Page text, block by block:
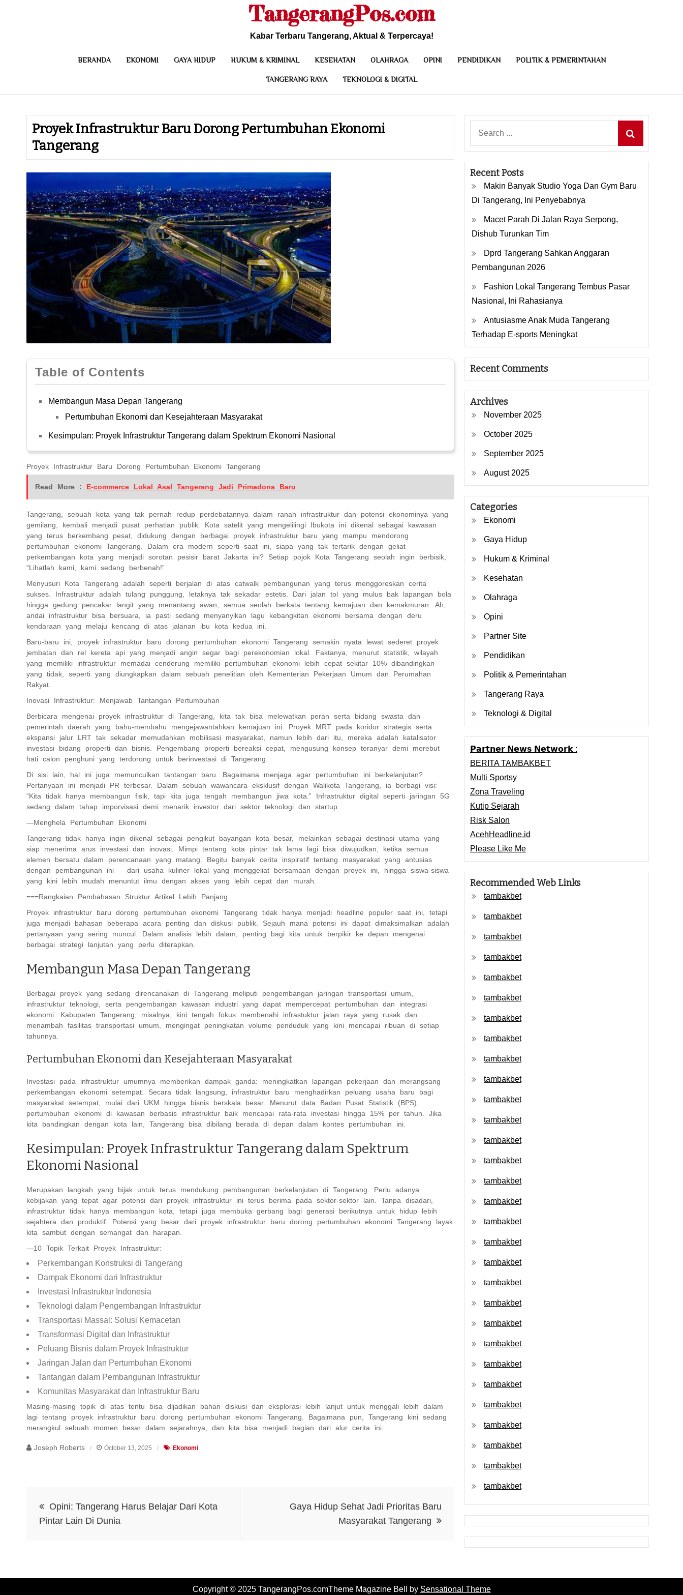
TangerangPos.com
Kabar Terbaru Tangerang, Aktual & Terpercaya!
BERANDA EKONOMI GAYA HIDUP HUKUM & KRIMINAL KESEHATAN OLAHRAGA OPINI PENDIDIKAN POLITIK & PEMERINTAHAN
TANGERANG RAYA TEKNOLOGI & DIGITAL
Proyek Infrastruktur Baru Dorong Pertumbuhan Ekonomi
Tangerang
Table of Contents
Membangun Masa Depan Tangerang
Pertumbuhan Ekonomi dan Kesejahteraan Masyarakat
Kesimpulan: Proyek Infrastruktur Tangerang dalam Spektrum Ekonomi Nasional
Proyek Infrastruktur Baru Dorong Pertumbuhan Ekonomi Tangerang
Read More : E-commerce Lokal Asal Tangerang Jadi Primadona Baru
Tangerang, sebuah kota yang tak pernah redup perdebatannya dalam ranah infrastruktur dan potensi ekonominya yang
gemilang, kembali menjadi pusat perhatian publik. Kota satelit yang mengelilingi Ibukota ini dikenal sebagai kawasan
yang terus berkembang pesat, didukung dengan berbagai proyek infrastruktur baru yang mampu mendorong
pertumbuhan ekonomi Tangerang. Dalam era modern seperti saat ini, siapa yang tak tertarik dengan geliat
perkembangan kota yang menjadi sorotan pesisir barat Jakarta ini? Setiap pojok Kota Tangerang seolah ingin berbisik,
“Lihatlah kami, kami sedang berbenah!”
Menyusuri Kota Tangerang adalah seperti berjalan di atas catwalk pembangunan yang terus menggoreskan cerita
sukses. Infrastruktur adalah tulang punggung, letaknya tak sekadar estetis. Dari jalan tol yang mulus bak lapangan bola
hingga gedung pencakar langit yang menantang awan, semua seolah berkata tentang kemajuan dan kemakmuran. Ah,
andai infrastruktur bisa bersuara, ia pasti sedang menyanyikan lagu kebangkitan ekonomi bersama dengan deru
kendaraan yang melaju kencang di atas jalanan ibu kota kedua ini.
Baru-baru ini, proyek infrastruktur baru dorong pertumbuhan ekonomi Tangerang semakin nyata lewat sederet proyek
jembatan dan rel kereta api yang menjadi angin segar bagi perekonomian lokal. Faktanya, menurut statistik, wilayah
yang memiliki infrastruktur memadai cenderung memiliki pertumbuhan ekonomi lebih cepat sekitar 10% dibandingkan
yang tidak, seperti yang diungkapkan dalam sebuah penelitian oleh Kementerian Pekerjaan Umum dan Perumahan
Rakyat.
Inovasi Infrastruktur: Menjawab Tantangan Pertumbuhan
Berbicara mengenai proyek infrastruktur di Tangerang, kita tak bisa melewatkan peran serta bidang swasta dan
pemerintah daerah yang bahu-membahu mengejawantahkan kemajuan ini. Proyek MRT pada koridor strategis serta
ekspansi jalur LRT tak sekadar memudahkan mobilisasi masyarakat, namun lebih dari itu, mereka adalah katalisator
investasi bidang properti dan bisnis. Pengembang properti bereaksi cepat, mengusung konsep teranyar demi merebut
hati calon penghuni yang terdorong untuk berinvestasi di Tangerang.
Di sisi lain, hal ini juga memunculkan tantangan baru. Bagaimana menjaga agar pertumbuhan ini berkelanjutan?
Pertanyaan ini menjadi PR terbesar. Dalam sebuah wawancara eksklusif dengan Walikota Tangerang, ia berbagi visi:
“Kita tidak hanya membangun fisik, tapi kita juga tengah membangun jiwa kota.” Infrastruktur digital seperti jaringan 5G
sedang dalam tahap imporvisasi demi menarik investor dari sektor teknologi dan startup.
—Menghela Pertumbuhan Ekonomi
Tangerang tidak hanya ingin dikenal sebagai pengikut bayangan kota besar, melainkan sebagai destinasi utama yang
siap menerima arus investasi dan inovasi. Mimpi tentang kota pintar tak lama lagi bisa diwujudkan, ketika semua
elemen bersatu dalam perencanaan yang matang. Begitu banyak cerita inspiratif tentang masyarakat yang antusias
dengan pembangunan ini – dari usaha kuliner lokal yang menggeliat bersamaan dengan proyek ini, hingga siswa-siswa
yang kini lebih mudah menuntut ilmu dengan akses yang lebih cepat dan murah.
===Rangkaian Pembahasan Struktur Artikel Lebih Panjang
Proyek infrastruktur baru dorong pertumbuhan ekonomi Tangerang tidak hanya menjadi headline populer saat ini, tetapi
juga menjadi bahasan beberapa acara penting dan diskusi publik. Sejauh mana potensi ini dapat dimaksimalkan adalah
pertanyaan yang sering muncul. Dalam analisis lebih dalam, penting bagi kita untuk berpikir ke depan mengenai
berbagai strategi lanjutan yang perlu diterapkan.
Membangun Masa Depan Tangerang
Berbagai proyek yang sedang direncanakan di Tangerang meliputi pengembangan jaringan transportasi umum,
infrastruktur teknologi, serta pengembangan kawasan industri yang dapat mempercepat pertumbuhan dan integrasi
ekonomi. Kabupaten Tangerang, misalnya, kini tengah fokus membenahi infrastuktur jalan raya yang rusak dan
menambah fasilitas transportasi umum, mengingat peningkatan volume penduduk yang kini mencapai ribuan di setiap
tahunnya.
Pertumbuhan Ekonomi dan Kesejahteraan Masyarakat
Investasi pada infrastruktur umumnya memberikan dampak ganda: meningkatkan lapangan pekerjaan dan merangsang
perkembangan ekonomi setempat. Secara tidak langsung, infrastruktur baru menghadirkan peluang usaha baru bagi
masyarakat setempat, mulai dari UKM hingga bisnis berskala besar. Menurut data Badan Pusat Statistik (BPS),
pertumbuhan ekonomi di kawasan berbasis infrastruktur baik mencapai rata-rata investasi hingga 15% per tahun. Jika
kita bandingkan dengan kota lain, Tangerang bisa dibilang berada di depan dalam kontes pertumbuhan ini.
Kesimpulan: Proyek Infrastruktur Tangerang dalam Spektrum
Ekonomi Nasional
Merupakan langkah yang bijak untuk terus mendukung pembangunan berkelanjutan di Tangerang. Perlu adanya
kebijakan yang tepat agar potensi dari proyek infrastruktur ini terus berima pada sektor-sektor lain. Tanpa disadari,
infrastruktur tidak hanya membangun kota, tetapi juga membuka gerbang bagi generasi berikutnya untuk hidup lebih
sejahtera dan produktif. Potensi yang besar dari proyek infrastruktur baru dorong pertumbuhan ekonomi Tangerang layak
kita sambut dengan semangat dan harapan.
—10 Topik Terkait Proyek Infrastruktur:
Perkembangan Konstruksi di Tangerang
Dampak Ekonomi dari Infrastruktur
Investasi Infrastruktur Indonesia
Teknologi dalam Pengembangan Infrastruktur
Transportasi Massal: Solusi Kemacetan
Transformasi Digital dan Infrastruktur
Peluang Bisnis dalam Proyek Infrastruktur
Jaringan Jalan dan Pertumbuhan Ekonomi
Tantangan dalam Pembangunan Infrastruktur
Komunitas Masyarakat dan Infrastruktur Baru
Masing-masing topik di atas tentu bisa dijadikan bahan diskusi dan eksplorasi lebih lanjut untuk menggali lebih dalam
lagi tentang proyek infrastruktur baru dorong pertumbuhan ekonomi Tangerang. Bagaimana pun, Tangerang kini sedang
merangkul sebuah momen besar dalam sejarahnya, dan kita bisa menjadi bagian dari alur cerita ini.
Joseph Roberts October 13, 2025 Ekonomi
Post
navigation
Opini: Tangerang Harus Belajar Dari Kota
Pintar Lain Di Dunia
Gaya Hidup Sehat Jadi Prioritas Baru
Masyarakat Tangerang
Recent Posts
Makin Banyak Studio Yoga Dan Gym Baru
Di Tangerang, Ini Penyebabnya
Macet Parah Di Jalan Raya Serpong,
Dishub Turunkan Tim
Dprd Tangerang Sahkan Anggaran
Pembangunan 2026
Fashion Lokal Tangerang Tembus Pasar
Nasional, Ini Rahasianya
Antusiasme Anak Muda Tangerang
Terhadap E-sports Meningkat
Recent Comments
Archives
November 2025
October 2025
September 2025
August 2025
Categories
Ekonomi
Gaya Hidup
Hukum & Kriminal
Kesehatan
Olahraga
Opini
Partner Site
Pendidikan
Politik & Pemerintahan
Tangerang Raya
Teknologi & Digital
𝗣𝗮𝗿𝘁𝗻𝗲𝗿 𝗡𝗲𝘄𝘀 𝗡𝗲𝘁𝘄𝗼𝗿𝗸 :
BERITA TAMBAKBET
Multi Sportsy
Zona Traveling
Kutip Sejarah
Risk Salon
AcehHeadline.id
Please Like Me
Recommended Web Links
tambakbet
tambakbet
tambakbet
tambakbet
tambakbet
tambakbet
tambakbet
tambakbet
tambakbet
tambakbet
tambakbet
tambakbet
tambakbet
tambakbet
tambakbet
tambakbet
tambakbet
tambakbet
tambakbet
tambakbet
tambakbet
tambakbet
tambakbet
tambakbet
tambakbet
tambakbet
tambakbet
tambakbet
tambakbet
tambakbet
Copyright © 2025 TangerangPos.comTheme Magazine Bell by Sensational Theme